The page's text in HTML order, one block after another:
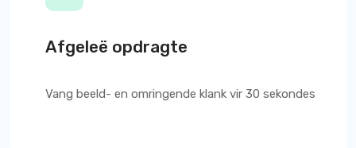
Afgeleë opdragte
Vang beeld- en omringende klank vir 30 sekondes